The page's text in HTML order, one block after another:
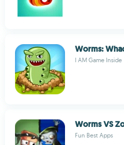
Worms:
I AM Game Inside
Worms VS
Fun Best Apps